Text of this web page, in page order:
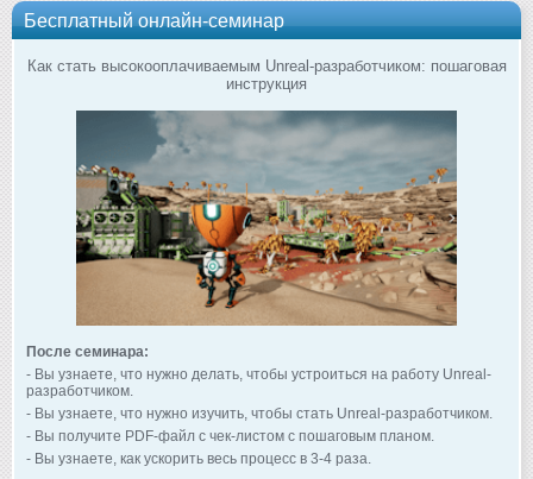
Бесплатный онлайн-семинар
Как стать высокооплачиваемым Unreal-разработчиком: пошаговая
инструкция
После семинара:
- Вы узнаете, что нужно делать, чтобы устроиться на работу Unreal-
разработчиком.
- Вы узнаете, что нужно изучить, чтобы стать Unreal-разработчиком.
- Вы получите PDF-файл с чек-листом с пошаговым планом.
- Вы узнаете, как ускорить весь процесс в 3-4 раза.